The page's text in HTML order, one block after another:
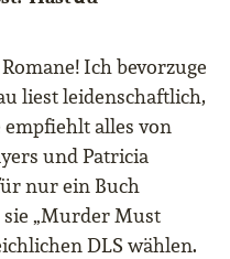
Ich bevorzuge
liest leidenschaftlich,
empfiehlt alles von
und Patricia
nur ein Buch
„Murder Must
DLS wählen.